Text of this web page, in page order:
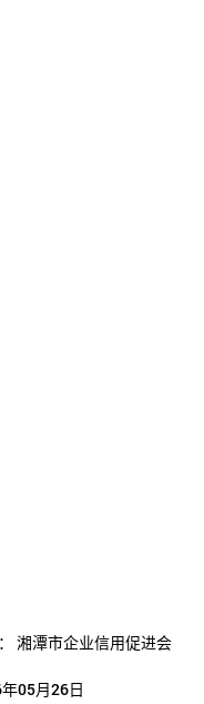
湘潭市企业信用促进会
05月26日